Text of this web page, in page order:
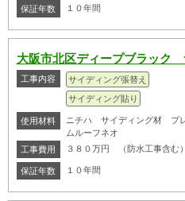
保証年数 １０年間
大阪市北区ディープブラック
工事内容
サイディング張替え
サイディング貼り
使用材料
ニチハ サイディング材 プ
ムルーフネオ
工事費用
３８０万円 （防水工事含む）
保証年数 １０年間